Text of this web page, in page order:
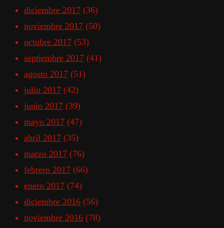
diciembre 2017 (36)
noviembre 2017 (50)
octubre 2017 (53)
septiembre 2017 (41)
agosto 2017 (51)
julio 2017 (42)
junio 2017 (39)
mayo 2017 (47)
abril 2017 (35)
marzo 2017 (76)
febrero 2017 (66)
enero 2017 (74)
diciembre 2016 (56)
noviembre 2016 (78)